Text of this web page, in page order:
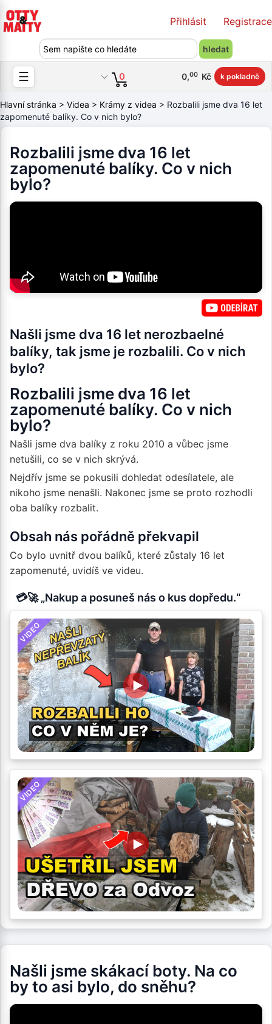
Přihlásit Registrace
☰ 0 0,00 Kč k pokladně
Hlavní stránka > Videa > Krámy z videa > Rozbalili jsme dva 16 let
zapomenuté balíky. Co v nich bylo?
Rozbalili jsme dva 16 let
zapomenuté balíky. Co v nich
bylo?
Našli jsme dva 16 let nerozbaelné
balíky, tak jsme je rozbalili. Co v nich
bylo?
Rozbalili jsme dva 16 let
zapomenuté balíky. Co v nich
bylo?
Našli jsme dva balíky z roku 2010 a vůbec jsme
netušili, co se v nich skrývá.
Nejdřív jsme se pokusili dohledat odesílatele, ale
nikoho jsme nenašli. Nakonec jsme se proto rozhodli
oba balíky rozbalit.
Obsah nás pořádně překvapil
Co bylo uvnitř dvou balíků, které zůstaly 16 let
zapomenuté, uvidíš ve videu.
💳🚀 „Nakup a posuneš nás o kus dopředu.“
VIDEO
VIDEO
Našli jsme skákací boty. Na co
by to asi bylo, do sněhu?